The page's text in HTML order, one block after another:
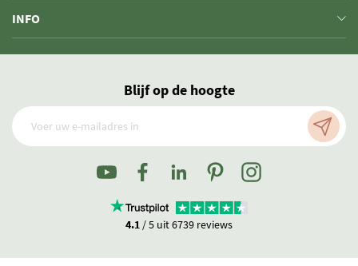
INFO
Blijf op de hoogte
4.1 / 5 uit 6739 reviews